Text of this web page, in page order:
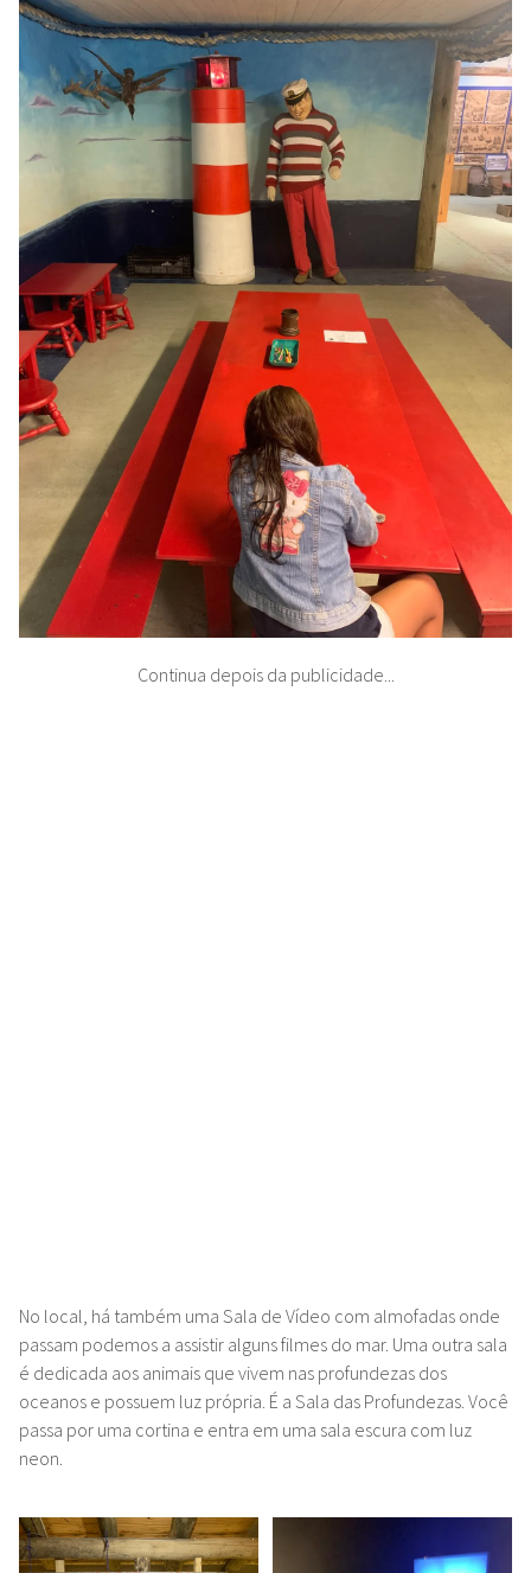
Continua depois da publicidade...
No local, há também uma Sala de Vídeo com almofadas onde
passam podemos a assistir alguns filmes do mar. Uma outra sala
é dedicada aos animais que vivem nas profundezas dos
oceanos e possuem luz própria. É a Sala das Profundezas. Você
passa por uma cortina e entra em uma sala escura com luz
neon.